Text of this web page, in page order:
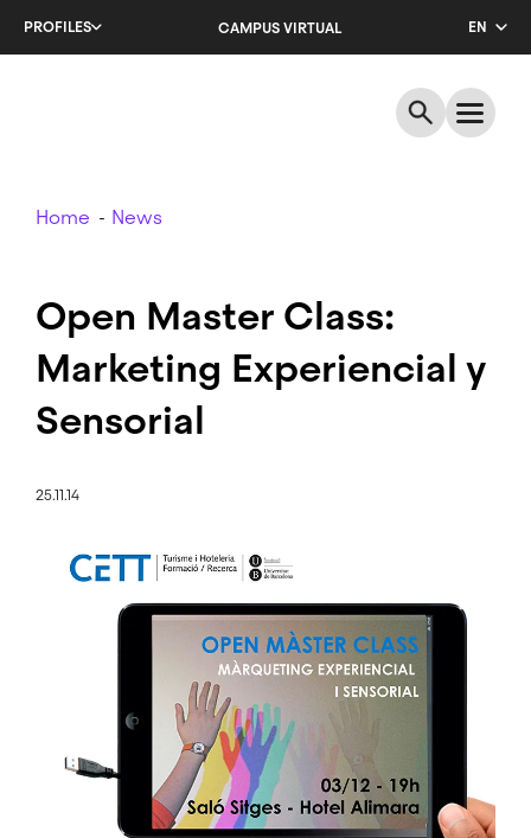
PROFILES CAMPUS VIRTUAL
EN
ES
Breadcrumb
Home News
Open Master Class:
Marketing Experiencial y
Sensorial
25.11.14
Image